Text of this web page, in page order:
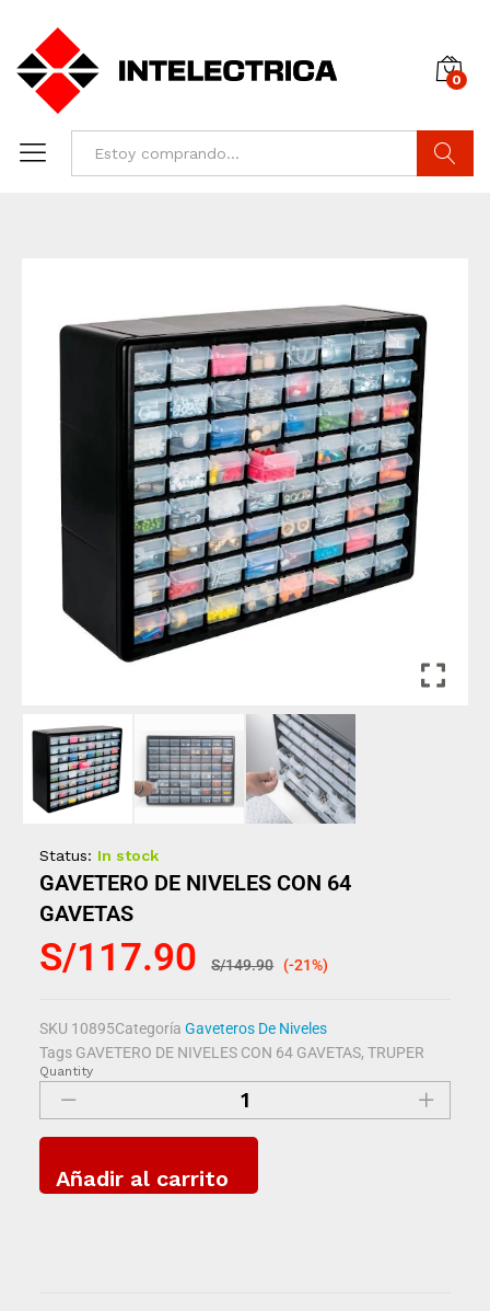
0
Status: In stock
GAVETERO DE NIVELES CON 64
GAVETAS
S/117.90 S/149.90 (-21%)
SKU 10895Categoría Gaveteros De Niveles
Tags GAVETERO DE NIVELES CON 64 GAVETAS,TRUPER
Quantity
Añadir al carrito